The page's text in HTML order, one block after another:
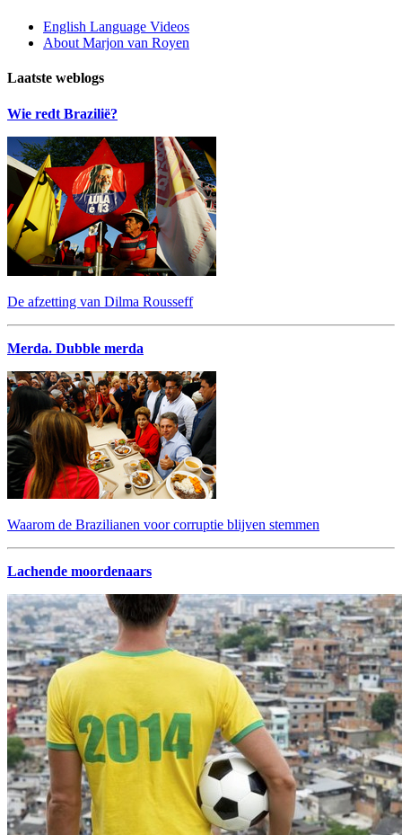
English Language Videos
About Marjon van Royen
Laatste weblogs
Wie redt Brazilië?
De afzetting van Dilma Rousseff
Merda. Dubble merda
Waarom de Brazilianen voor corruptie blijven stemmen
Lachende moordenaars